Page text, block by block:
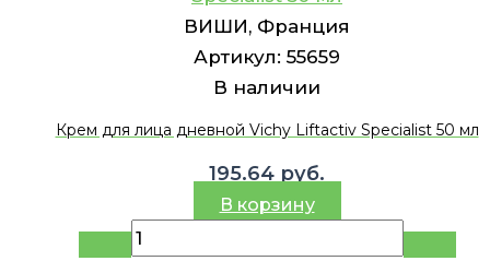
ВИШИ, Франция
Артикул: 55659
В наличии
Крем для лица дневной Vichy Liftactiv Specialist 50 мл
195.64 руб.
В корзину